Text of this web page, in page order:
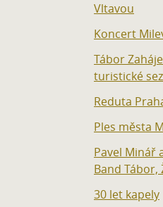
Vltavou
Koncert
Tábor
turistické
Reduta
Ples města
Pavel Minář
Band Tábor,
30 let kapely